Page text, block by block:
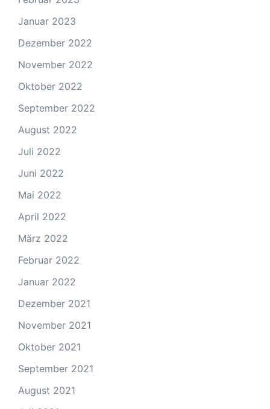
Januar 2023
Dezember 2022
November 2022
Oktober 2022
September 2022
August 2022
Juli 2022
Juni 2022
Mai 2022
April 2022
März 2022
Februar 2022
Januar 2022
Dezember 2021
November 2021
Oktober 2021
September 2021
August 2021